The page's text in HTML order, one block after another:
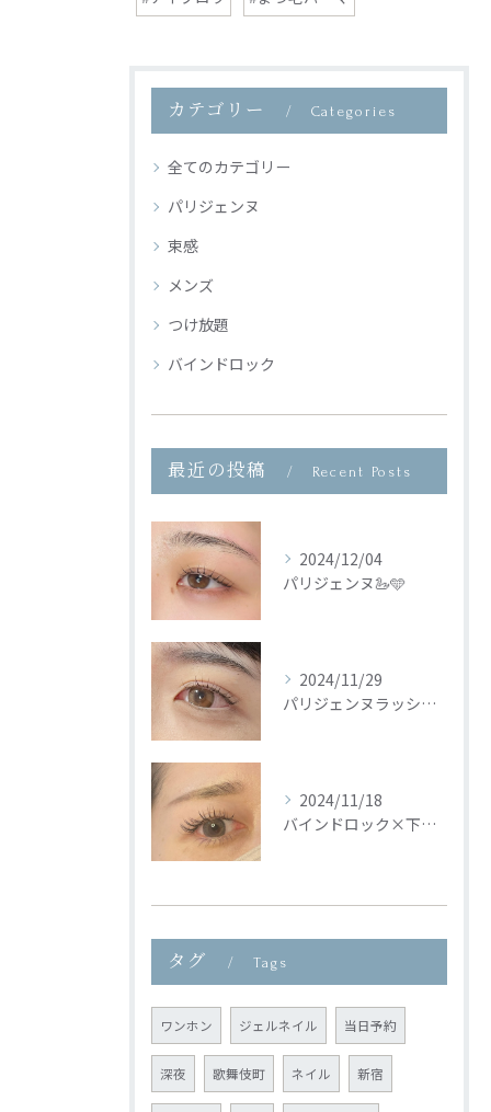
カテゴリー Categories
全てのカテゴリー
パリジェンヌ
束感
メンズ
つけ放題
バインドロック
最近の投稿 Recent Posts
2024/12/04
パリジェンヌ🦢🩵
2024/11/29
パリジェンヌラッシュリフト🦢🩵
2024/11/18
バインドロック×下まつ毛🦢🩵
タグ Tags
ワンホン ジェルネイル 当日予約
深夜 歌舞伎町 ネイル 新宿